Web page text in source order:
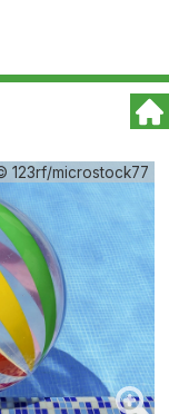
123rf/microstock77